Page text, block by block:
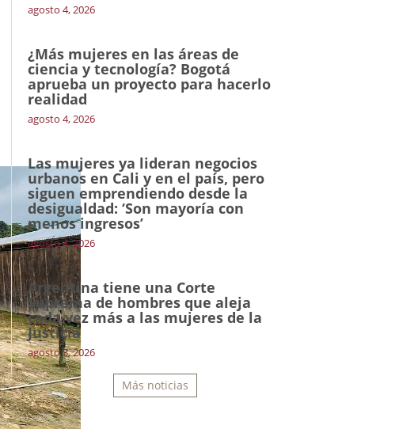
agosto 4, 2026
¿Más mujeres en las áreas de
ciencia y tecnología? Bogotá
aprueba un proyecto para hacerlo
realidad
agosto 4, 2026
Las mujeres ya lideran negocios
urbanos en Cali y en el país, pero
siguen emprendiendo desde la
desigualdad: ‘Son mayoría con
menos ingresos’
agosto 4, 2026
Argentina tiene una Corte
Suprema de hombres que aleja
cada vez más a las mujeres de la
Justicia
agosto 3, 2026
Más noticias